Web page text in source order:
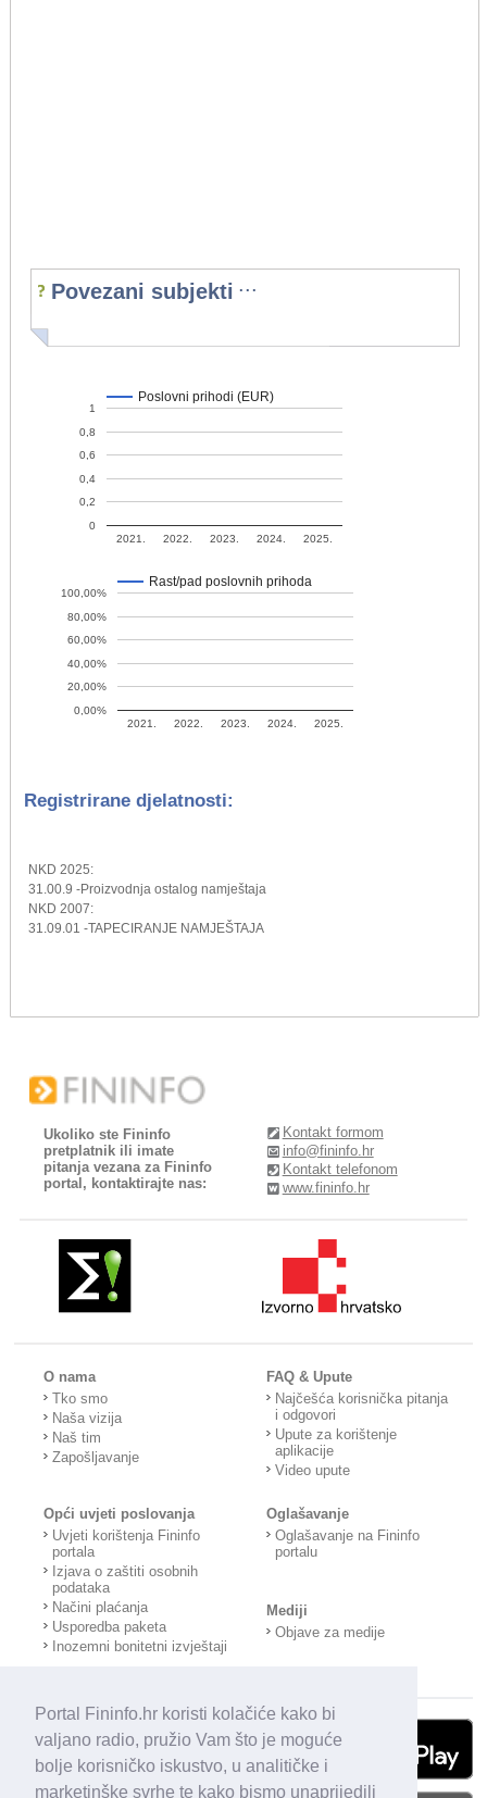
Portal Fininfo.hr koristi kolačiće kako bi
valjano radio, pružio Vam što je moguće
bolje korisničko iskustvo, u analitičke i
marketinške svrhe te kako bismo unaprijedili
Povezani subjekti ...
Poslovni prihodi (EUR)
2021. 2022. 2023. 2024. 2025.
0
0,2
0,4
0,6
0,8
1
Rast/pad poslovnih prihoda
2021. 2022. 2023. 2024. 2025.
0,00%
20,00%
40,00%
60,00%
80,00%
100,00%
Registrirane djelatnosti:
NKD 2025:
31.00.9 -Proizvodnja ostalog namještaja
NKD 2007:
31.09.01 -TAPECIRANJE NAMJEŠTAJA
Ukoliko ste Fininfo
pretplatnik ili imate
pitanja vezana za Fininfo
portal, kontaktirajte nas:
Kontakt formom
info@fininfo.hr
Kontakt telefonom
www.fininfo.hr
O nama
Tko smo
Naša vizija
Naš tim
Zapošljavanje
FAQ & Upute
Najčešća korisnička pitanja
i odgovori
Upute za korištenje
aplikacije
Video upute
Opći uvjeti poslovanja
Uvjeti korištenja Fininfo
portala
Izjava o zaštiti osobnih
podataka
Načini plaćanja
Usporedba paketa
Inozemni bonitetni izvještaji
Oglašavanje
Oglašavanje na Fininfo
portalu
Mediji
Objave za medije